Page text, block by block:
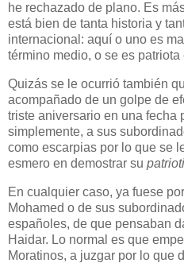
he rechazado de plano. Es
está bien de tanta historia y
internacional: aquí o uno es
término medio, o se es patriota
Quizás se le ocurrió también
acompañado de un golpe de
triste aniversario en una fecha
simplemente, a sus
como escarpias por lo que se
esmero en demostrar su
En cualquier caso, ya fuese
Mohamed o de sus
españoles, de que pensaban
Haidar. Lo normal es que
Moratinos, a juzgar por lo que